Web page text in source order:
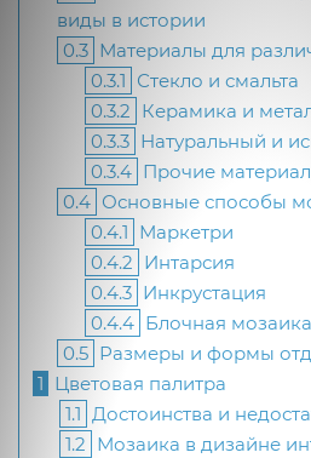
виды в истории
0.3 Материалы для
0.3.1 Стекло и смальта
0.3.2 Керамика и
0.3.3 Натуральный и
0.3.4 Прочие
0.4 Основные способы
0.4.1 Маркетри
0.4.2 Интарсия
0.4.3 Инкрустация
0.4.4 Блочная мозаика
0.5 Размеры и формы
1 Цветовая палитра
1.1 Достоинства и
1.2 Мозаика в дизайне